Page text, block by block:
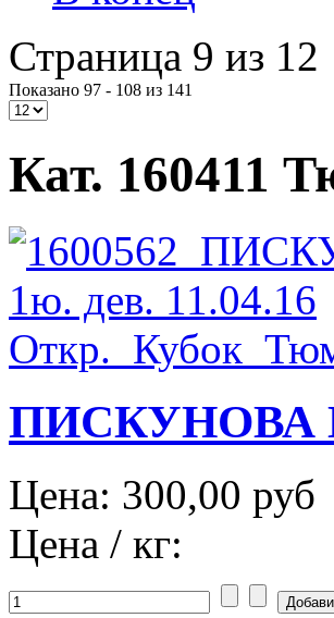
Страница 9 из 12
Показано 97 - 108 из 141
Кат. 160411
ПИСКУНОВА
Цена: 300,00 руб
Цена / кг: